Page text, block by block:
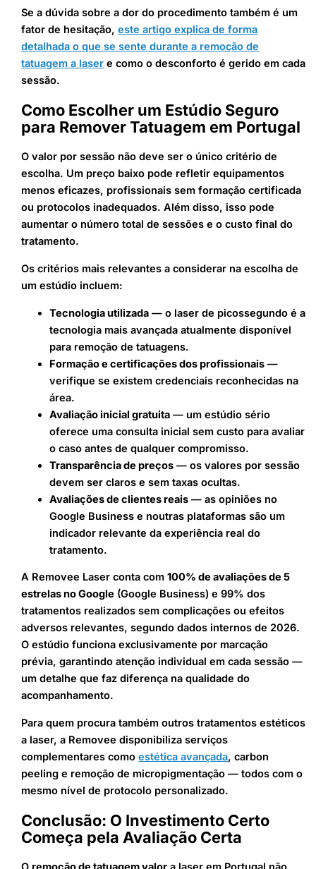
Se a dúvida sobre a dor do procedimento também é um
fator de hesitação,este artigo explica de forma
detalhada o que se sente durante a remoção de
tatuagem a laser e como o desconforto é gerido em cada
sessão.
Como Escolher um Estúdio Seguro
para Remover Tatuagem em Portugal
O valor por sessão não deve ser o único critério de
escolha. Um preço baixo pode refletir equipamentos
menos eficazes, profissionais sem formação certificada
ou protocolos inadequados. Além disso, isso pode
aumentar o número total de sessões e o custo final do
tratamento.
Os critérios mais relevantes a considerar na escolha de
um estúdio incluem:
Tecnologia utilizada — o laser de picossegundo é a
tecnologia mais avançada atualmente disponível
para remoção de tatuagens.
Formação e certificações dos profissionais —
verifique se existem credenciais reconhecidas na
área.
Avaliação inicial gratuita — um estúdio sério
oferece uma consulta inicial sem custo para avaliar
o caso antes de qualquer compromisso.
Transparência de preços — os valores por sessão
devem ser claros e sem taxas ocultas.
Avaliações de clientes reais — as opiniões no
Google Business e noutras plataformas são um
indicador relevante da experiência real do
tratamento.
A Removee Laser conta com100% de avaliações de 5
estrelas no Google (Google Business) e 99% dos
tratamentos realizados sem complicações ou efeitos
adversos relevantes, segundo dados internos de 2026.
O estúdio funciona exclusivamente por marcação
prévia, garantindo atenção individual em cada sessão —
um detalhe que faz diferença na qualidade do
acompanhamento.
Para quem procura também outros tratamentos estéticos
a laser, a Removee disponibiliza serviços
complementares comoestética avançada, carbon
peeling e remoção de micropigmentação — todos com o
mesmo nível de protocolo personalizado.
Conclusão: O Investimento Certo
Começa pela Avaliação Certa